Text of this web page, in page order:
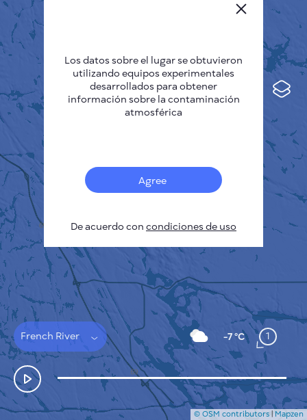
Sensores
Mapa de contaminación
Manchas térmicas
Viento
French River -7 °C 1
Deutsch
Español
Français
CÓMO FUNCIONA
POLÍTICA DE PRIVACIDAD
CONDICIONES GENERALES
GUÍA DE INSTALACIÓN
API
FAQ
CONTACTE CON NOSOTROS
© OSM contributors | Mapzen
Los datos sobre el lugar se obtuvieron
utilizando equipos experimentales
desarrollados para obtener
información sobre la contaminación
atmosférica
Agree
De acuerdo con condiciones de uso